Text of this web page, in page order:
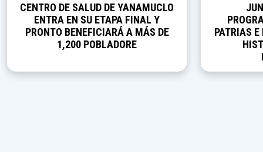
CENTRO DE SALUD DE YANAMUCLO
ENTRA EN SU ETAPA FINAL Y
PRONTO BENEFICIARÁ A MÁS DE
1,200 POBLADORE
PATRIAS